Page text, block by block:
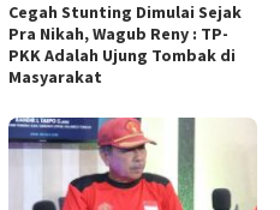
Cegah Stunting Dimulai Sejak
Pra Nikah, Wagub Reny : TP-
PKK Adalah Ujung Tombak di
Masyarakat